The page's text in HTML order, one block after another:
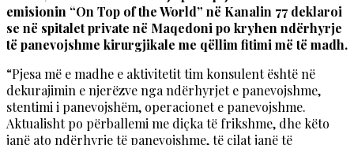
emisionin “On Top of the World” në Kanalin 77 deklaroi
se në spitalet private në Maqedoni po kryhen ndërhyrje
të panevojshme kirurgjikale me qëllim fitimi më të madh.
“Pjesa më e madhe e aktivitetit tim konsulent është në
dekurajimin e njerëzve nga ndërhyrjet e panevojshme,
stentimi i panevojshëm, operacionet e panevojshme.
Aktualisht po përballemi me diçka të frikshme, dhe këto
janë ato ndërhyrje të panevojshme, të cilat janë të